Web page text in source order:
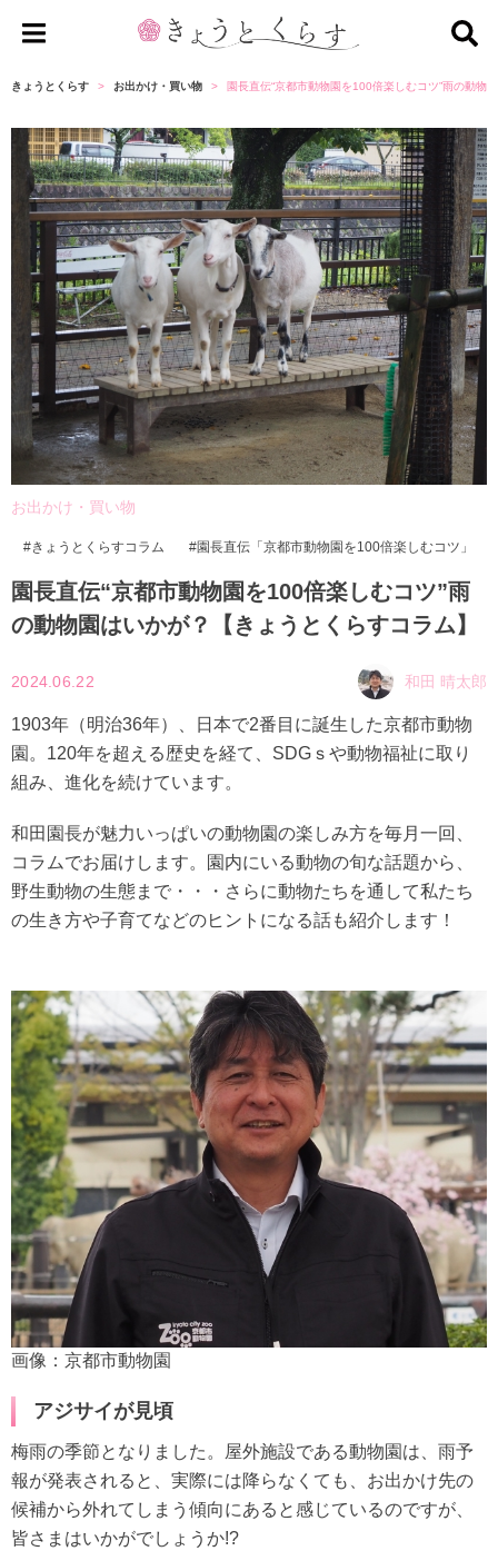
ょ
と
く
ら
す
きょうとくらす お出かけ・買い物 園長直伝“京都市動物園を100倍楽しむコツ”雨の動物
お出かけ・買い物
きょうとくらすコラム 園長直伝「京都市動物園を100倍楽しむコツ」
園長直伝“京都市動物園を100倍楽しむコツ”雨
の動物園はいかが？【きょうとくらすコラム】
2024.06.22 和田 晴太郎
1903年（明治36年）、日本で2番目に誕生した京都市動物
園。120年を超える歴史を経て、SDGｓや動物福祉に取り
組み、進化を続けています。
和田園長が魅力いっぱいの動物園の楽しみ方を毎月一回、
コラムでお届けします。園内にいる動物の旬な話題から、
野生動物の生態まで・・・さらに動物たちを通して私たち
の生き方や子育てなどのヒントになる話も紹介します！
画像：京都市動物園
アジサイが見頃
梅雨の季節となりました。屋外施設である動物園は、雨予
報が発表されると、実際には降らなくても、お出かけ先の
候補から外れてしまう傾向にあると感じているのですが、
皆さまはいかがでしょうか!?